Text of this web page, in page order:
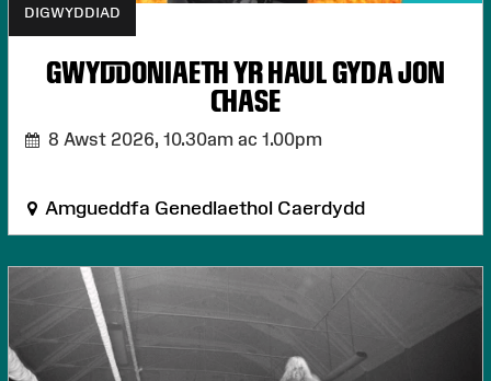
DIGWYDDIAD
GWYDDONIAETH YR HAUL GYDA JON
CHASE
8 Awst 2026, 10.30am ac 1.00pm
Amgueddfa Genedlaethol Caerdydd